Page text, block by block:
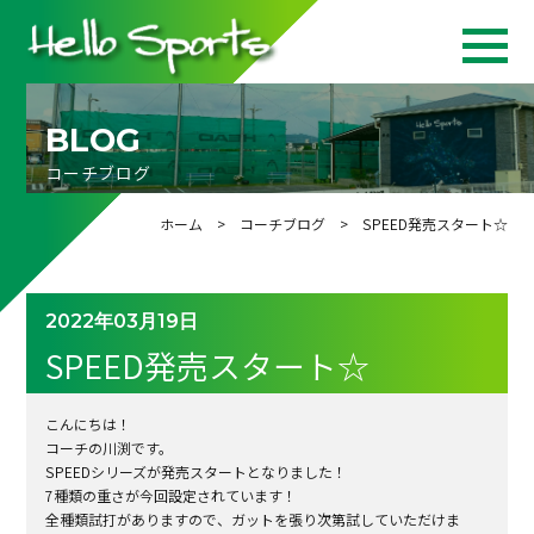
BLOG
コーチブログ
ホーム > コーチブログ> SPEED発売スタート☆
2022年03月19日
SPEED発売スタート☆
こんにちは！
コーチの川渕です。
SPEEDシリーズが発売スタートとなりました！
7種類の重さが今回設定されています！
全種類試打がありますので、ガットを張り次第試していただけま